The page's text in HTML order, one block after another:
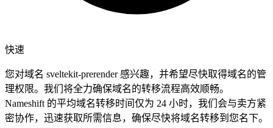
快速
您对域名 sveltekit-prerender 感兴趣，并希望尽快取得域名的管
理权限。我们将全力确保域名的转移流程高效顺畅。
Nameshift 的平均域名转移时间仅为 24 小时，我们会与卖方紧
密协作，迅速获取所需信息，确保尽快将域名转移到您名下。